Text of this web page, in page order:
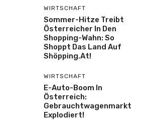
WIRTSCHAFT
Sommer-Hitze Treibt
Österreicher In Den
Shopping-Wahn: So
Shoppt Das Land Auf
Shöpping.at!
WIRTSCHAFT
E-Auto-Boom In
Österreich:
Gebrauchtwagenmarkt
Explodiert!